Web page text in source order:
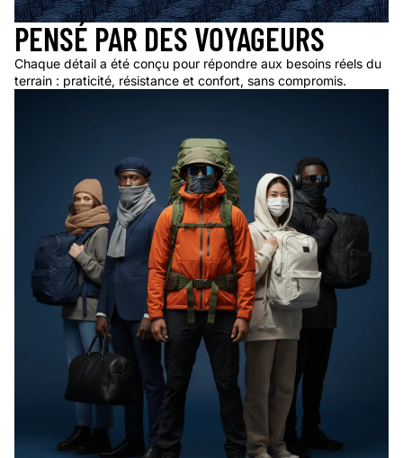
PENSÉ PAR DES VOYAGEURS
Chaque détail a été conçu pour répondre aux besoins réels du
terrain : praticité, résistance et confort, sans compromis.